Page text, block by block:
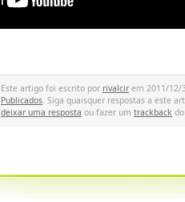
Este artigo foi escrito por rivalcir em 2011/12/
Publicados. Siga quaisquer respostas a este
deixar uma resposta ou fazer um trackback